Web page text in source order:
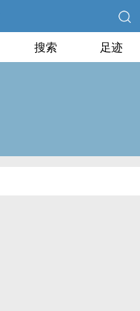
搜索 足迹